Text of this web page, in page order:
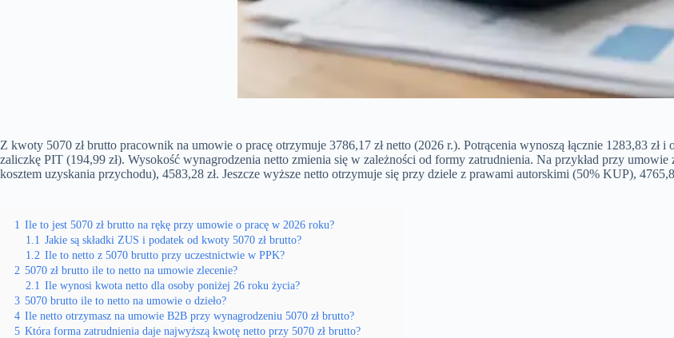
Z kwoty 5070 zł brutto pracownik na umowie o pracę otrzymuje 3786,17 zł netto (2026 r.). Potrącenia wynoszą łącznie 1283,83 zł
zaliczkę PIT (194,99 zł). Wysokość wynagrodzenia netto zmienia się w zależności od formy zatrudnienia. Na przykład przy
kosztem uzyskania przychodu), 4583,28 zł. Jeszcze wyższe netto otrzymuje się przy dziele z prawami autorskimi (50% KUP),
1 Ile to jest 5070 zł brutto na rękę przy umowie o pracę w 2026 roku?
1.1 Jakie są składki ZUS i podatek od kwoty 5070 zł brutto?
1.2 Ile to netto z 5070 brutto przy uczestnictwie w PPK?
2 5070 zł brutto ile to netto na umowie zlecenie?
2.1 Ile wynosi kwota netto dla osoby poniżej 26 roku życia?
3 5070 brutto ile to netto na umowie o dzieło?
4 Ile netto otrzymasz na umowie B2B przy wynagrodzeniu 5070 zł brutto?
5 Która forma zatrudnienia daje najwyższą kwotę netto przy 5070 zł brutto?